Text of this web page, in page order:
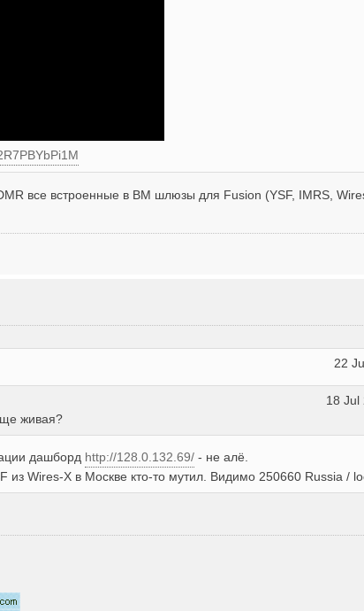
все встроенные в BM шлюзы для Fusion (YSF, IMRS,
22
18 Jul
живая?
дашборд http://128.0.132.69/- не алё.
Wires-X в Москве кто-то мутил. Видимо 250660 Russia /